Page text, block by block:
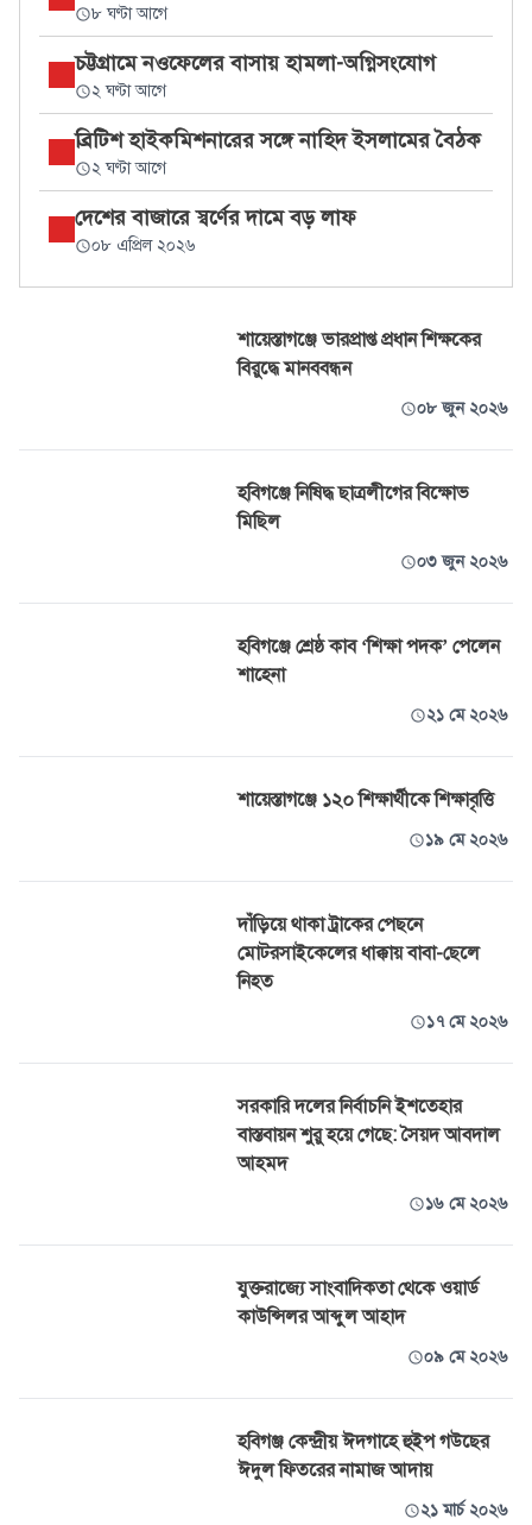
৮ ঘণ্টা আগে
চট্টগ্রামে নওফেলের বাসায় হামলা-অগ্নিসংযোগ
২ ঘণ্টা আগে
ব্রিটিশ হাইকমিশনারের সঙ্গে নাহিদ ইসলামের বৈঠক
২ ঘণ্টা আগে
দেশের বাজারে স্বর্ণের দামে বড় লাফ
০৮ এপ্রিল ২০২৬
শায়েস্তাগঞ্জে ভারপ্রাপ্ত প্রধান শিক্ষকের
বিরুদ্ধে মানববন্ধন
০৮ জুন ২০২৬
হবিগঞ্জে নিষিদ্ধ ছাত্রলীগের বিক্ষোভ
মিছিল
০৩ জুন ২০২৬
হবিগঞ্জে শ্রেষ্ঠ কাব ‘শিক্ষা পদক’ পেলেন
শাহেনা
২১ মে ২০২৬
শায়েস্তাগঞ্জে ১২০ শিক্ষার্থীকে শিক্ষাবৃত্তি
১৯ মে ২০২৬
দাঁড়িয়ে থাকা ট্রাকের পেছনে
মোটরসাইকেলের ধাক্কায় বাবা-ছেলে
নিহত
১৭ মে ২০২৬
সরকারি দলের নির্বাচনি ইশতেহার
বাস্তবায়ন শুরু হয়ে গেছে: সৈয়দ আবদাল
আহমদ
১৬ মে ২০২৬
যুক্তরাজ্যে সাংবাদিকতা থেকে ওয়ার্ড
কাউন্সিলর আব্দুল আহাদ
০৯ মে ২০২৬
হবিগঞ্জ কেন্দ্রীয় ঈদগাহে হুইপ গউছের
ঈদুল ফিতরের নামাজ আদায়
২১ মার্চ ২০২৬